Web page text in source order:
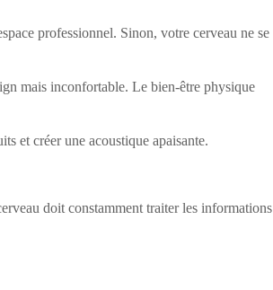
professionnel. Sinon, votre cerveau ne se
mais inconfortable. Le bien-être physique
et créer une acoustique apaisante.
doit constamment traiter les informations